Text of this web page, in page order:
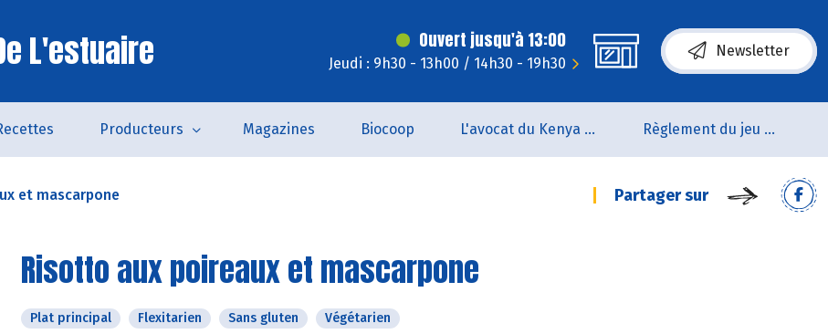
L'estuaire Ouvert jusqu'à 13:00
Jeudi : 9h30 - 13h00 / 14h30 - 19h30
Newsletter
Producteurs Magazines Biocoop L'avocat du Kenya arrive en rayon !! Règlement du jeu concours Anniversaire BIOCOOP de L’estuaire
et mascarpone Partager sur
Risotto aux poireaux et mascarpone
Plat principal Flexitarien Sans gluten Végétarien